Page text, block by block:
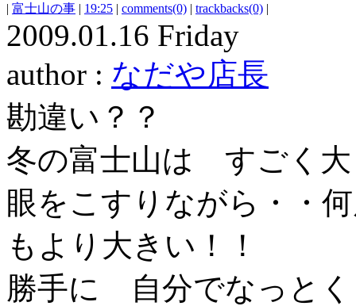
| 富士山の事 | 19:25 | comments(0) | trackbacks(0) |
2009.01.16 Friday
author : なだや店長
勘違い？？
冬の富士山は すごく大
眼をこすりながら・・
もより大きい！！
勝手に 自分でなっと